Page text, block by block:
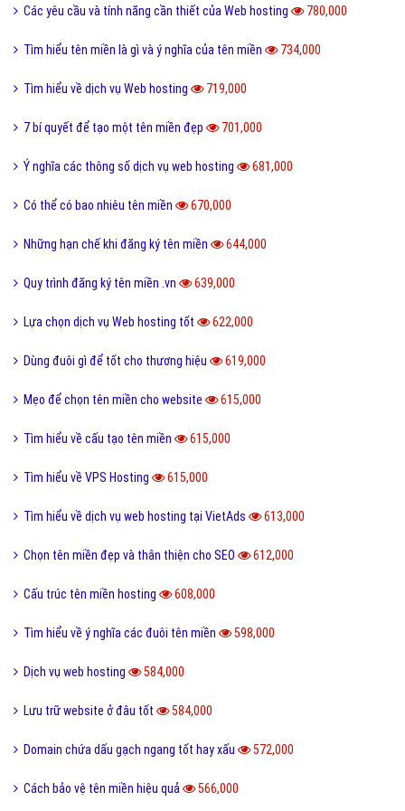
Các yêu cầu và tính năng cần thiết của Web hosting 780,000
Tìm hiểu tên miền là gì và ý nghĩa của tên miền 734,000
Tìm hiểu về dịch vụ Web hosting 719,000
7 bí quyết để tạo một tên miền đẹp 701,000
Ý nghĩa các thông số dịch vụ web hosting 681,000
Có thể có bao nhiêu tên miền 670,000
Những hạn chế khi đăng ký tên miền 644,000
Quy trình đăng ký tên miền .vn 639,000
Lựa chọn dịch vụ Web hosting tốt 622,000
Dùng đuôi gì để tốt cho thương hiệu 619,000
Mẹo để chọn tên miền cho website 615,000
Tìm hiểu về cấu tạo tên miền 615,000
Tìm hiểu về VPS Hosting 615,000
Tìm hiểu về dịch vụ web hosting tại VietAds 613,000
Chọn tên miền đẹp và thân thiện cho SEO 612,000
Cấu trúc tên miền hosting 608,000
Tìm hiểu về ý nghĩa các đuôi tên miền 598,000
Dịch vụ web hosting 584,000
Lưu trữ website ở đâu tốt 584,000
Domain chứa dấu gạch ngang tốt hay xấu 572,000
Cách bảo vệ tên miền hiệu quả 566,000